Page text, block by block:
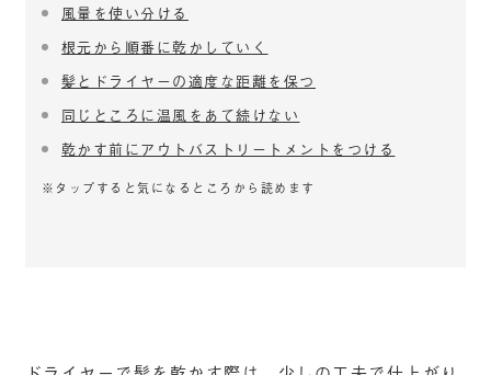
風量を使い分ける
根元から順番に乾かしていく
髪とドライヤーの適度な距離を保つ
同じところに温風をあて続けない
乾かす前にアウトバストリートメントをつける
※タップすると気になるところから読めます